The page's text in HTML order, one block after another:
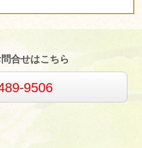
合せはこちら
9506